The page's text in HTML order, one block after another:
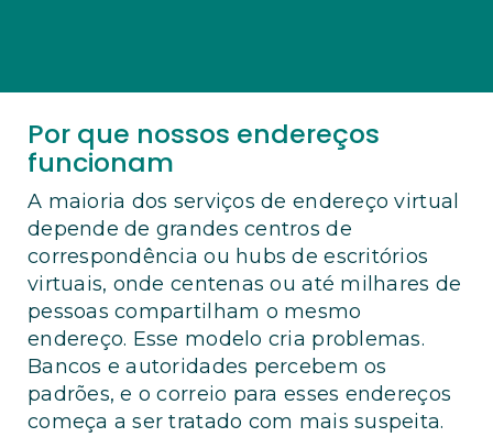
Por que nossos endereços
funcionam
A maioria dos serviços de endereço virtual
depende de grandes centros de
correspondência ou hubs de escritórios
virtuais, onde centenas ou até milhares de
pessoas compartilham o mesmo
endereço. Esse modelo cria problemas.
Bancos e autoridades percebem os
padrões, e o correio para esses endereços
começa a ser tratado com mais suspeita.